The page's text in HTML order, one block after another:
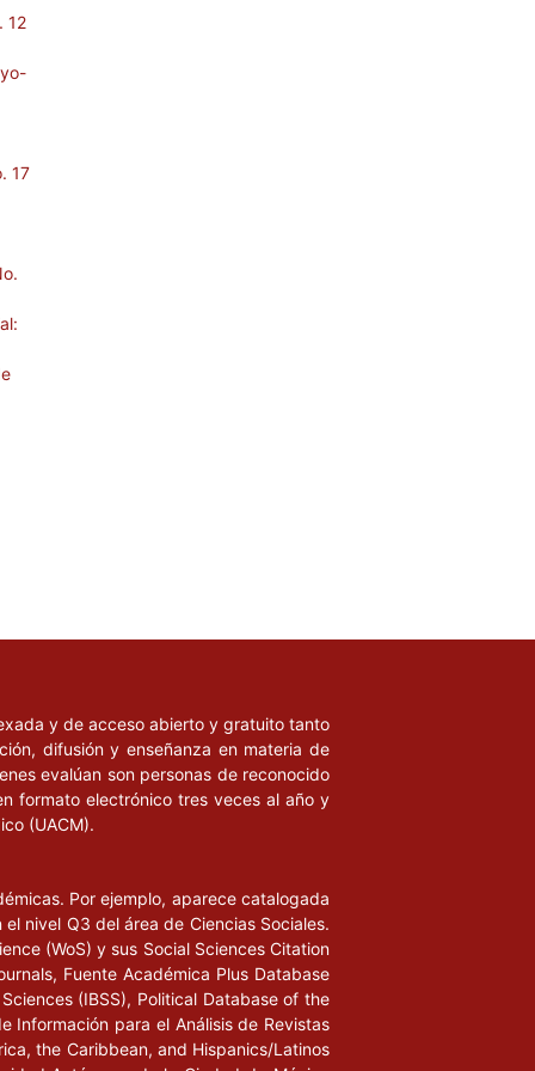
12
17
y de acceso abierto y gratuito tanto
difusión y enseñanza en materia de
evalúan son personas de reconocido
formato electrónico tres veces al año y
(UACM).
Por ejemplo, aparece catalogada
nivel Q3 del área de Ciencias Sociales.
(WoS) y sus Social Sciences Citation
Fuente Académica Plus Database
(IBSS), Political Database of the
Información para el Análisis de Revistas
the Caribbean, and Hispanics/Latinos